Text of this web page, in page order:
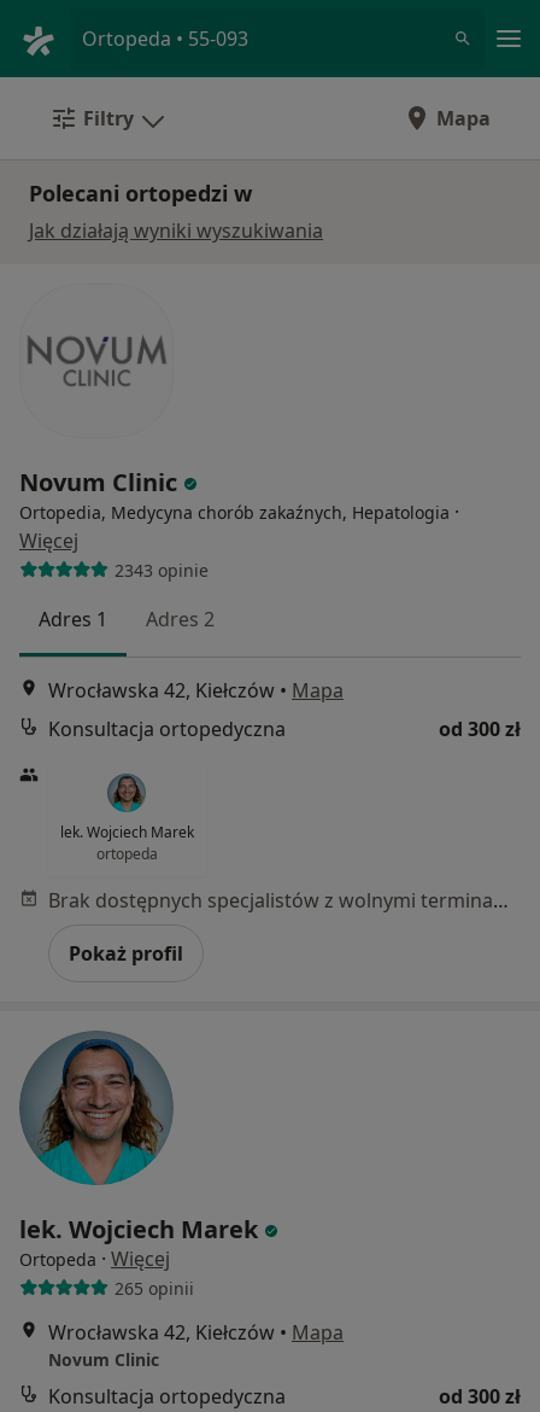
Ortopeda • 55-093
Filtry Mapa
Polecani ortopedzi w
Jak działają wyniki wyszukiwania
Novum Clinic
Ortopedia, Medycyna chorób zakaźnych, Hepatologia ·
Więcej
2343 opinie
Adres 1 Adres 2
Wrocławska 42, Kiełczów • Mapa
Konsultacja ortopedyczna
od 300 zł
lek. Wojciech Marek
ortopeda
Brak dostępnych specjalistów z wolnymi terminami w tym centrum medycznym.
Pokaż profil
lek. Wojciech Marek
Ortopeda · Więcej
265 opinii
Wrocławska 42, Kiełczów • Mapa
Novum Clinic
Konsultacja ortopedyczna
od 300 zł